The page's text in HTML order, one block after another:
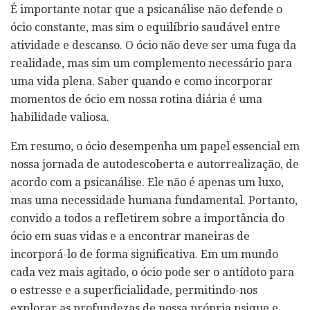
É importante notar que a psicanálise não defende o
ócio constante, mas sim o equilíbrio saudável entre
atividade e descanso. O ócio não deve ser uma fuga da
realidade, mas sim um complemento necessário para
uma vida plena. Saber quando e como incorporar
momentos de ócio em nossa rotina diária é uma
habilidade valiosa.
Em resumo, o ócio desempenha um papel essencial em
nossa jornada de autodescoberta e autorrealização, de
acordo com a psicanálise. Ele não é apenas um luxo,
mas uma necessidade humana fundamental. Portanto,
convido a todos a refletirem sobre a importância do
ócio em suas vidas e a encontrar maneiras de
incorporá-lo de forma significativa. Em um mundo
cada vez mais agitado, o ócio pode ser o antídoto para
o estresse e a superficialidade, permitindo-nos